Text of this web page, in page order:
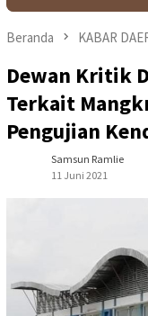
Beranda KABAR
Dewan Kritik
Terkait
Pengujian
Samsun Ramlie
11 Juni 2021